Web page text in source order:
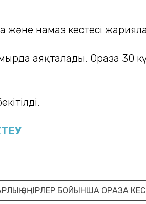
намаз кестесі
аяқталады. Ораза 30
ӨҢІРЛЕР БОЙЫНША ОРАЗА